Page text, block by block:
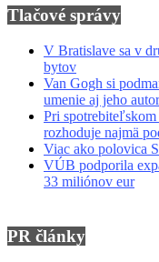
Tlačové správy
V Bratislave sa v
bytov
Van Gogh si
umenie aj jeho
Pri
rozhoduje najmä
Viac ako polovica
VÚB podporila
33 miliónov eur
PR články